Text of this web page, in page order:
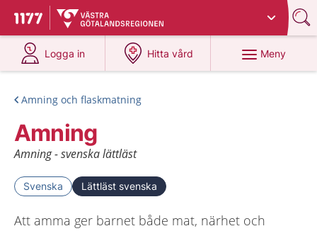
Till startsidan för 1177
Du har valt region
Logga in
på 1177.se
Hitta vård
på 1177.se
Meny
Amning och flaskmatning
Amning
Amning - svenska lättläst
Svenska Lättläst svenska
Att amma ger barnet både mat, närhet och